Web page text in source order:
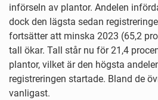
införseln av plantor. Andelen
dock den lägsta sedan
fortsätter att minska 2023 (65,2
tall ökar. Tall står nu för 21,4
plantor, vilket är den högsta
registreringen startade. Bland de
vanligast.